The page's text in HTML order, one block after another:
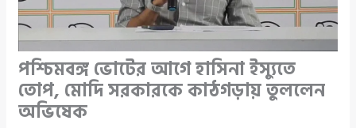
পশ্চিমবঙ্গ ভোটের আগে হাসিনা ইস্যুতে
তোপ, মোদি সরকারকে কাঠগড়ায় তুললেন
অভিষেক